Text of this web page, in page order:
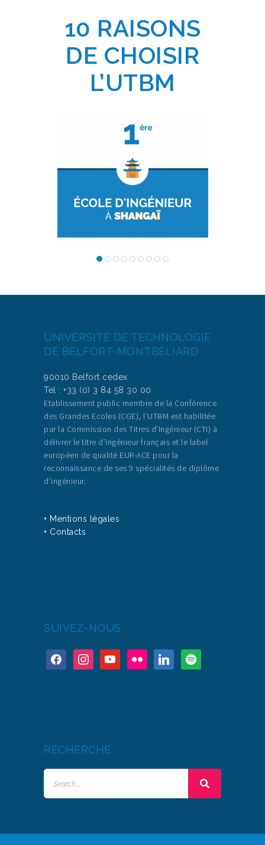
10 RAISONS
DE CHOISIR
L’UTBM
UNIVERSITÉ DE TECHNOLOGIE
DE BELFORT-MONTBÉLIARD
90010 Belfort cedex
Tel : +33 (0) 3 84 58 30 00
Etablissement public membre de la Conférence
des Grandes Ecoles (CGE), l’UTBM est habilitée
par la Commission des Titres d’Ingénieur (CTI) à
délivrer le titre d’ingénieur français et le label
européen de qualité EUR-ACE pour la
reconnaissance de ses 9 spécialités de diplôme
d’ingénieur.
+ Mentions légales
+ Contacts
SUIVEZ-NOUS
RECHERCHE